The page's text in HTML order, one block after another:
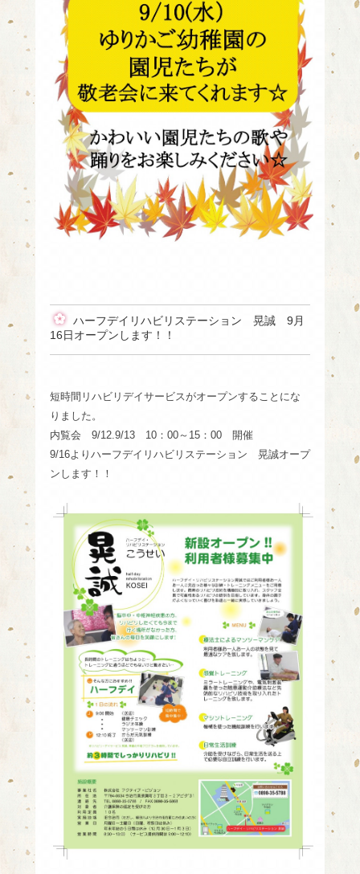
ハーフデイリハビリステーション 晃誠 9月
16日オープンします！！
短時間リハビリデイサービスがオープンすることにな
りました。
内覧会 9/12.9/13 10：00～15：00 開催
9/16よりハーフデイリハビリステーション 晃誠オープ
ンします！！